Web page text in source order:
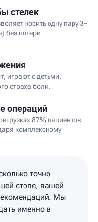
стелек
носить одну пару 3–
без потери
играют с детьми,
страха боли.
операций
87% пациентов
комплексному
точно
стопе, вашей
Мы
именно в